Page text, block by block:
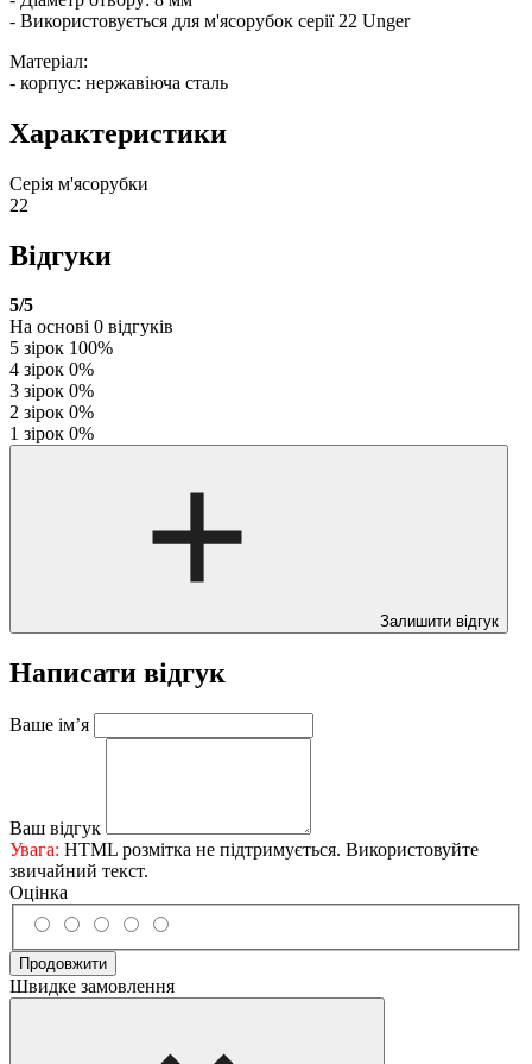
- Використовується для м'ясорубок серії 22 Unger
Матеріал:
- корпус: нержавіюча сталь
Характеристики
Серія м'ясорубки
22
Відгуки
5/5
На основі 0 відгуків
5 зірок 100%
4 зірок 0%
3 зірок 0%
2 зірок 0%
1 зірок 0%
Залишити відгук
Написати відгук
Ваше ім’я
Ваш відгук
Увага: HTML розмітка не підтримується. Використовуйте
звичайний текст.
Оцінка
Продовжити
Швидке замовлення